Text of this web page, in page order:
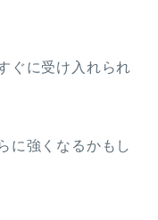
ぐに受け入れられ
に強くなるかもし